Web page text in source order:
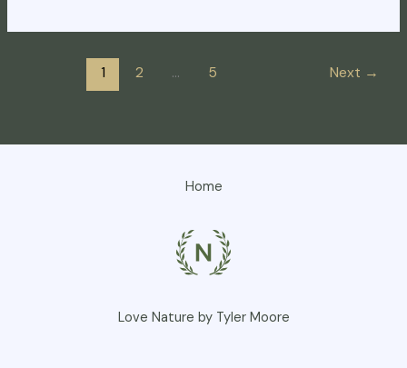
1 2 … 5 Next →
Home
Love Nature by Tyler Moore